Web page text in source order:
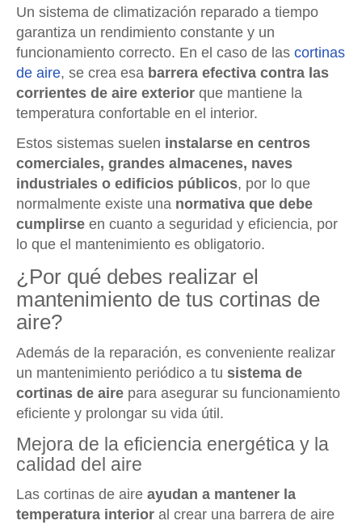
Un sistema de climatización reparado a tiempo
garantiza un rendimiento constante y un
funcionamiento correcto. En el caso de las cortinas
de aire, se crea esa barrera efectiva contra las
corrientes de aire exterior que mantiene la
temperatura confortable en el interior.
Estos sistemas suelen instalarse en centros
comerciales, grandes almacenes, naves
industriales o edificios públicos, por lo que
normalmente existe una normativa que debe
cumplirse en cuanto a seguridad y eficiencia, por
lo que el mantenimiento es obligatorio.
¿Por qué debes realizar el
mantenimiento de tus cortinas de
aire?
Además de la reparación, es conveniente realizar
un mantenimiento periódico a tu sistema de
cortinas de aire para asegurar su funcionamiento
eficiente y prolongar su vida útil.
Mejora de la eficiencia energética y la
calidad del aire
Las cortinas de aire ayudan a mantener la
temperatura interior al crear una barrera de aire